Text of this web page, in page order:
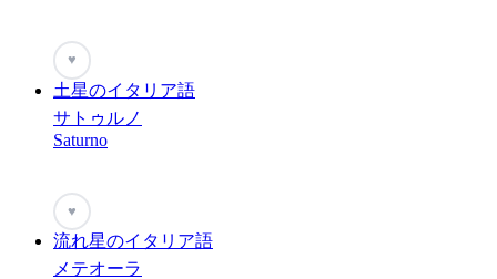
♥
土星のイタリア語
サトゥルノ
Saturno
♥
流れ星のイタリア語
メテオーラ